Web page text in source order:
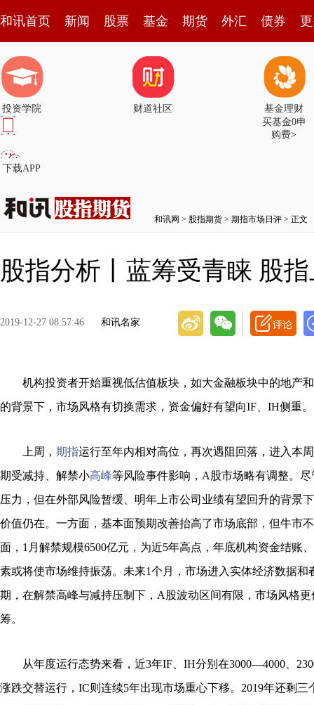
和讯首页 新闻 股票 基金 期货 外汇 债券
投资学院 财道社区
基金理财
买基金0申
购费>
下载APP
和讯网 > 股指期货 > 期指市场日评 > 正文
股指分析丨蓝筹受青睐 股
2019-12-27 08:57:46 和讯名家
机构投资者开始重视低估值板块，如大金融板块中的地产
的背景下，市场风格有切换需求，资金偏好有望向IF、IH侧重。
上周， 期指运行至年内相对高位，再次遇阻回落，进入本
期受减持、解禁小高峰等风险事件影响，A股市场略有调整。
压力，但在外部风险暂缓、明年上市公司业绩有望回升的背景
价值仍在。一方面，基本面预期改善抬高了市场底部，但牛市
面，1月解禁规模6500亿元，为近5年高点，年底机构资金结账
素或将使市场维持振荡。未来1个月，市场进入实体经济数据和
期，在解禁高峰与减持压制下，A股波动区间有限，市场风格
筹。
从年度运行态势来看，近3年IF、IH分别在3000—4000、
涨跌交替运行，IC则连续5年出现市场重心下移。2019年还剩三